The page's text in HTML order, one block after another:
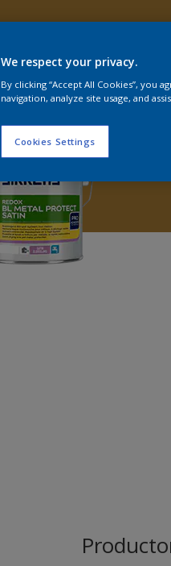
We respect your privacy.
By clicking “Accept All Cookies”, you
navigation, analyze site usage, and
Cookies Settings